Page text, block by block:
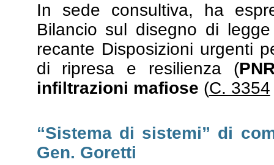
In sede consultiva, ha
Bilancio sul disegno di
recante Disposizioni urgenti
di ripresa e resilienza (
infiltrazioni mafiose (C. 3354
“Sistema di sistemi” di
Gen. Goretti